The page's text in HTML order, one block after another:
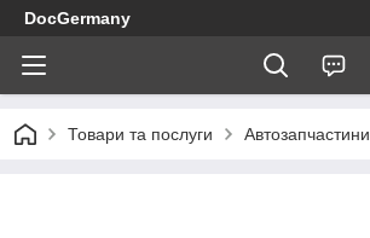
DocGermany
Товари та послуги Автозапчастини